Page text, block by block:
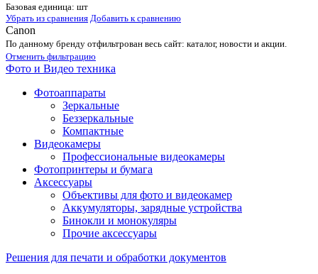
Базовая единица: шт
Убрать из сравнения Добавить к сравнению
Canon
По данному бренду отфильтрован весь сайт: каталог, новости и акции.
Отменить фильтрацию
Фото и Видео техника
Фотоаппараты
Зеркальные
Беззеркальные
Компактные
Видеокамеры
Профессиональные видеокамеры
Фотопринтеры и бумага
Аксессуары
Объективы для фото и видеокамер
Аккумуляторы, зарядные устройства
Бинокли и монокуляры
Прочие аксессуары
Решения для печати и обработки документов